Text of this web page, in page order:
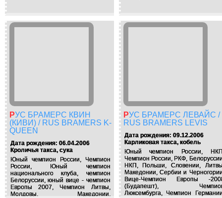
РУС БРАМЕРС КВИН
(КИВИ) / RUS BRAMERS K-
QUEEN
Дата рождения: 06.04.2006
Кроличья такса, сука
Юный чемпион России, Чемпион
России, Юный чемпион
национального клуба, чемпион
Белоруссии, юный вице - чемпион
Европы 2007, Чемпион Литвы,
Молдовы, Македонии,
РУС БРАМЕРС ЛЕВАЙС /
RUS BRAMERS LEVIS
Дата рождения: 09.12.2006
Карликовая такса, кобель
Юный чемпион России,
Чемпион России, РКФ,
НКП, Польши, Словении,
Македонии, Сербии и
Вице-Чемпион Европы -
(Будапешт),
Люксембурга, Чемпион